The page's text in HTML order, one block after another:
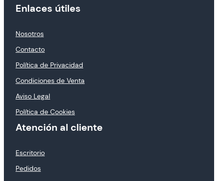
Enlaces útiles
Nosotros
Contacto
Política de Privacidad
Condiciones de Venta
Aviso Legal
Política de Cookies
Atención al cliente
Escritorio
Pedidos